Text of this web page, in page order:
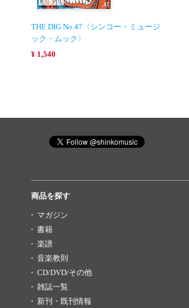
THE DIG No.47〈シンコー・ミュージ
ック・ムック〉
¥ 1,540
商品を探す
マガジン
書籍
楽譜
音楽教則
CD/DVD/その他
雑誌一覧
新刊・既刊情報